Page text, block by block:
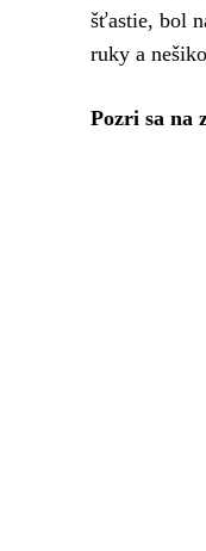
šťastie, bol
ruky a
Pozri sa na